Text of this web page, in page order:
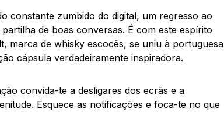
constante zumbido do digital, um regresso ao
de boas conversas. É com este espírito
marca de whisky escocês, se uniu à portuguesa
cápsula verdadeiramente inspiradora.
convida-te a desligares dos ecrãs e a
Esquece as notificações e foca-te no que